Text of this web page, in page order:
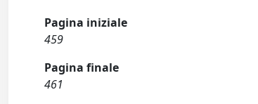
Pagina iniziale
459
Pagina finale
461